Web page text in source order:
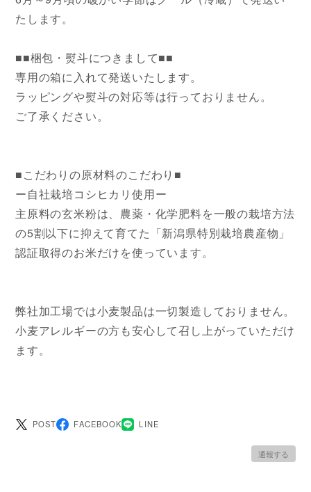
たします。
■■梱包・熨斗につきまして■■
専用の箱に入れて発送いたします。
ラッピングや熨斗の対応等は行っておりません。
ご了承ください。
■こだわりの原材料のこだわり■
ー自社栽培コシヒカリ使用ー
主原料の玄米粉は、農薬・化学肥料を一般の栽培方法
の5割以下に抑えて育てた「新潟県特別栽培農産物」
認証取得のお米だけを使っています。
弊社加工場では小麦製品は一切製造しておりません。
小麦アレルギーの方も安心して召し上がっていただけ
ます。
POST FACEBOOK LINE
通報する